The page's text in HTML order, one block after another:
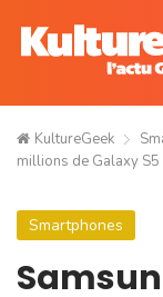
KultureGeek
millions de Galaxy S5
Smartphones